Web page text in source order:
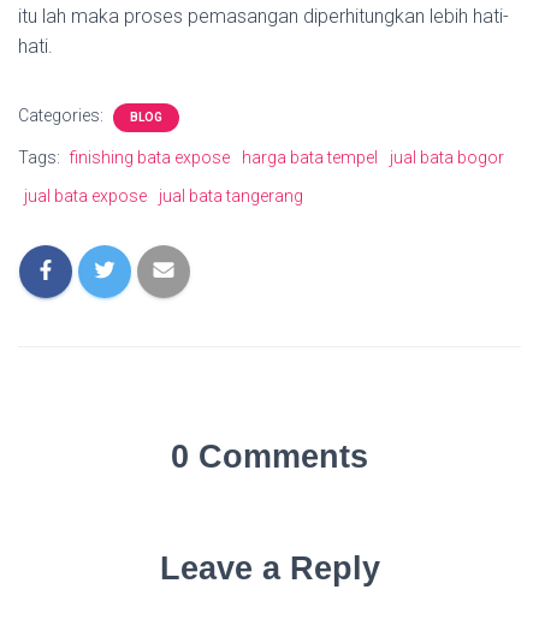
itu lah maka proses pemasangan diperhitungkan lebih hati-
hati.
Categories: BLOG
Tags: finishing bata expose harga bata tempel
jual bata bogor
jual bata expose
jual bata tangerang
0 Comments
Leave a Reply